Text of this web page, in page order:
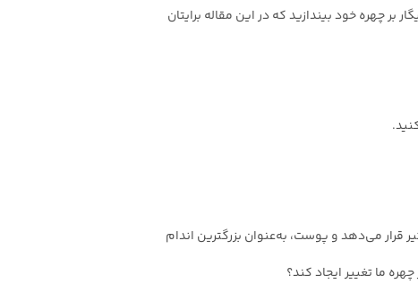
نفر هستید، نگاهی به تاثیر سیگار بر چهره خود بیندازید که در این مقاله برایتان
قرار می‌دهد و پوست، به‌عنوان بزرگترین اندام
ما تغییر ایجاد کند؟